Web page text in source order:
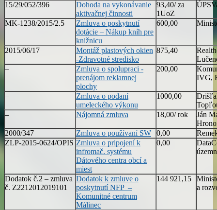
15/29/052/396
Dohoda na vykonávanie
aktivačnej činnosti
93,40/ za
1UoZ
MK-1238/2015/2.5
Zmluva o poskytnutí
dotácie – Nákup kníh pre
knižnicu
600,00
2015/06/17
Montáž plastových okien
-Zdravotné stredisko
875,40
–
Zmluva o spolupraci -
prenájom reklamnej
plochy
200,00
IVG,
–
Zmluva o podaní
umeleckého výkonu
1000,00
–
Nájomná zmluva 18,00/ rok
Ján
2000/347
Zmluva o používaní SW 0,00
ZLP-2015-0624/OPIS Zmluva o pripojení k
infromač. systému
Dátového centra obcí a
miest
0,00
Dodatok č.2 – zmluva
č. Z2212012019101
Dodatok k zmluve o
poskytnutí NFP –
Komunitné centrum
Málinec
144 921,15
a